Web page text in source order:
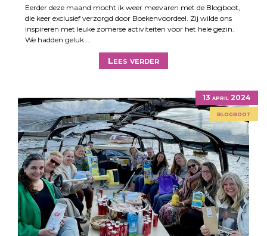
Eerder deze maand mocht ik weer meevaren met de Blogboot,
die keer exclusief verzorgd door Boekenvoordeel. Zij wilde ons
inspireren met leuke zomerse activiteiten voor het hele gezin.
We hadden geluk …
Lees verder
13 april 2024
blogboot